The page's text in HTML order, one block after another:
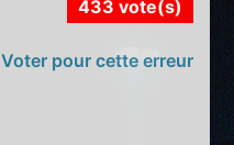
433 vote(s)
Voter pour cette erreur